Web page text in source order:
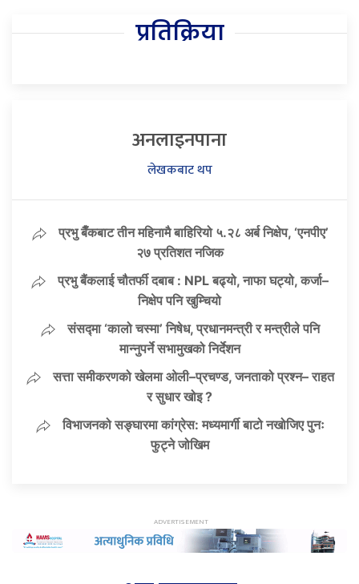
प्रतिक्रिया
अनलाइनपाना
लेखकबाट थप
प्रभु बैँकबाट तीन महिनामै बाहिरियो ५.२८ अर्ब निक्षेप, ‘एनपीए’
२७ प्रतिशत नजिक
प्रभु बैंकलाई चौतर्फी दबाब : NPL बढ्यो, नाफा घट्यो, कर्जा–
निक्षेप पनि खुम्चियो
संसद्मा ‘कालो चस्मा’ निषेध, प्रधानमन्त्री र मन्त्रीले पनि
मान्नुपर्ने सभामुखको निर्देशन
सत्ता समीकरणको खेलमा ओली–प्रचण्ड, जनताको प्रश्न– राहत
र सुधार खोइ ?
विभाजनको सङ्घारमा कांग्रेस: मध्यमार्गी बाटो नखोजिए पुनः
फुट्ने जोखिम